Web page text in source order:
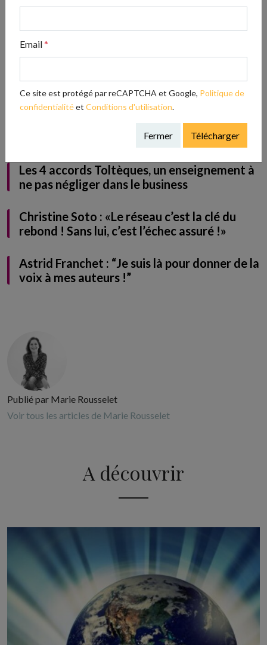
Email*
Ce site est protégé par reCAPTCHA et Google, Politique de
confidentialitéet Conditions d'utilisation.
Fermer Télécharger
Télécharger
Articles les plus lus
Les avis clients : le super pouvoir de votre
Les 4 accords Toltèques, un enseignement à
ne pas négliger dans le business
Christine Soto : «Le réseau c’est la clé du
rebond ! Sans lui, c’est l’échec assuré !»
Astrid Franchet : “Je suis là pour donner de la
voix à mes auteurs !”
Publié par Marie Rousselet
Voir tous les articles de Marie Rousselet
A découvrir